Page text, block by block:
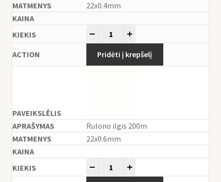
22x0.4mm
Pridėti į krepšelį
Rulono ilgis 200m
22x0.6mm